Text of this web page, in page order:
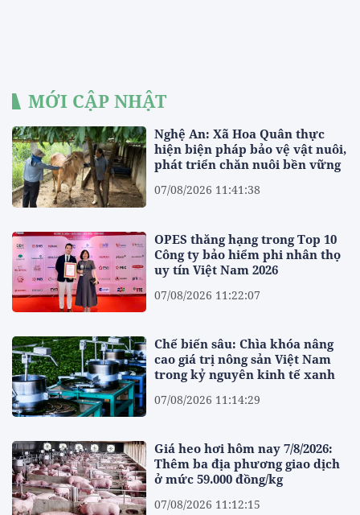
MỚI CẬP NHẬT
Nghệ An: Xã Hoa Quân thực
hiện biện pháp bảo vệ vật nuôi,
phát triển chăn nuôi bền vững
07/08/2026 11:41:38
OPES thăng hạng trong Top 10
Công ty bảo hiểm phi nhân thọ
uy tín Việt Nam 2026
07/08/2026 11:22:07
Chế biến sâu: Chìa khóa nâng
cao giá trị nông sản Việt Nam
trong kỷ nguyên kinh tế xanh
07/08/2026 11:14:29
Giá heo hơi hôm nay 7/8/2026:
Thêm ba địa phương giao dịch
ở mức 59.000 đồng/kg
07/08/2026 11:12:15